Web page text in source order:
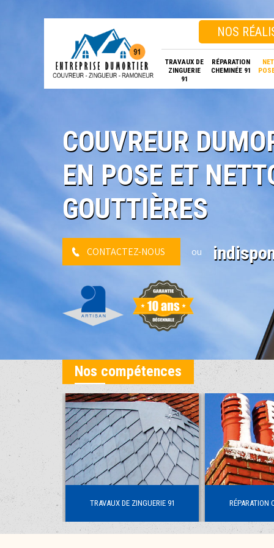
TRAVAUX DE
ZINGUERIE
91
RÉPARATION
CHEMINÉE 91
NOS
COUVREUR
EN POSE ET
GOUTTIÈRES
CONTACTEZ-NOUS ou
Nos compétences
LE 91 TRAVAUX DE ZINGUERIE 91 RÉPARATION